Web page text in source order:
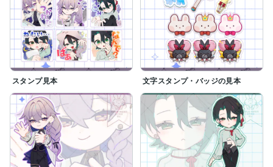
スタンプ見本 文字スタンプ・バッジの見本